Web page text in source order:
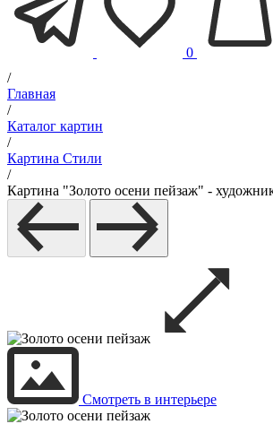
0
/
Главная
/
Каталог картин
/
Картина Стили
/
Картина "Золото осени пейзаж" -
Смотреть в интерьере